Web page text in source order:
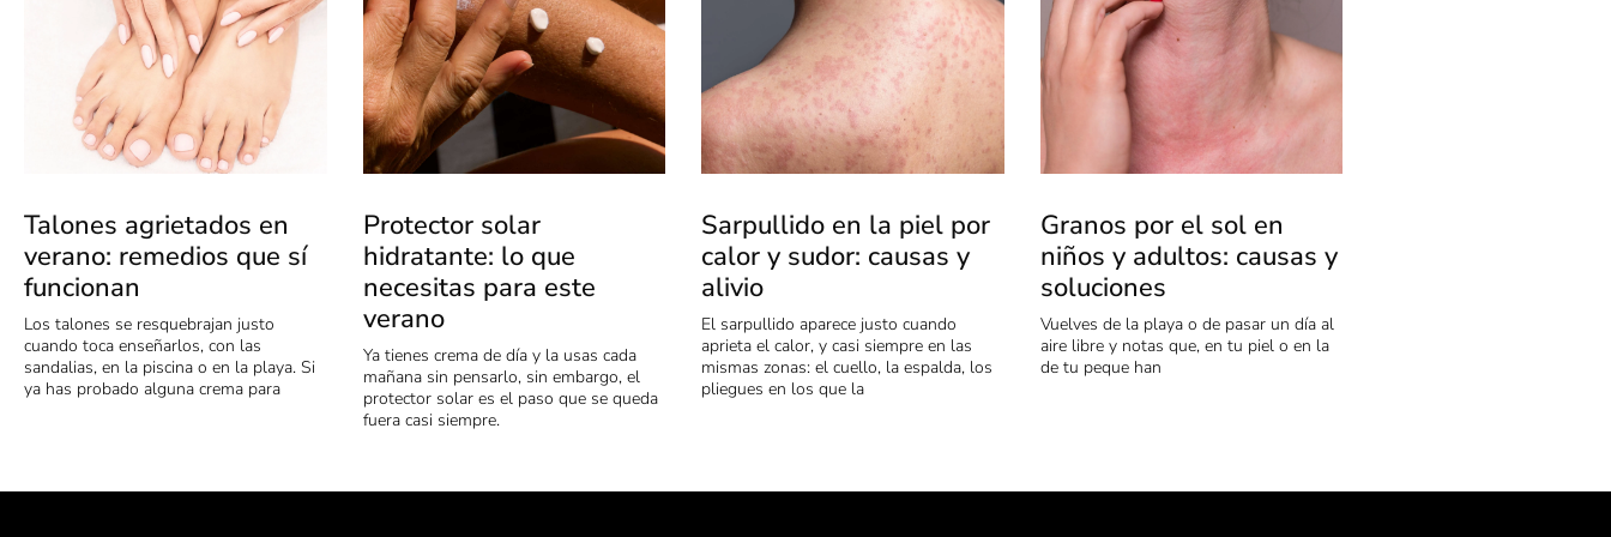
Talones agrietados en
verano: remedios que sí
funcionan
Los talones se resquebrajan justo
cuando toca enseñarlos, con las
sandalias, en la piscina o en la playa. Si
ya has probado alguna crema para
Protector solar
hidratante: lo que
necesitas para este
verano
Ya tienes crema de día y la usas cada
mañana sin pensarlo, sin embargo, el
protector solar es el paso que se queda
fuera casi siempre.
Sarpullido en la piel por
calor y sudor: causas y
alivio
El sarpullido aparece justo cuando
aprieta el calor, y casi siempre en las
mismas zonas: el cuello, la espalda, los
pliegues en los que la
Granos por el sol en
niños y adultos: causas y
soluciones
Vuelves de la playa o de pasar un día al
aire libre y notas que, en tu piel o en la
de tu peque han